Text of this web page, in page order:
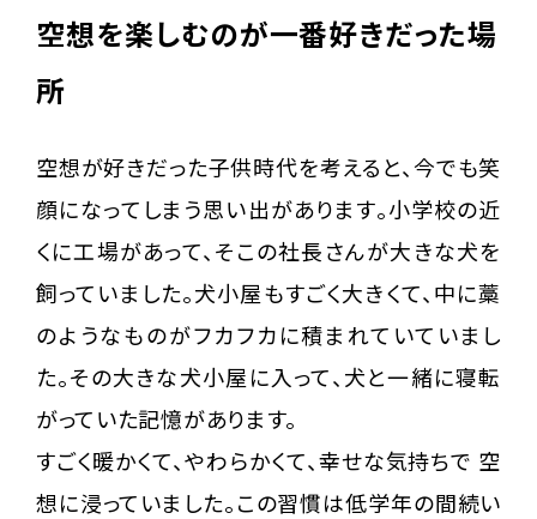
空想を楽しむのが一番好きだった場
所
空想が好きだった子供時代を考えると、今でも笑
顔になってしまう思い出があります。小学校の近
くに工場があって、そこの社長さんが大きな犬を
飼っていました。犬小屋もすごく大きくて、中に藁
のようなものがフカフカに積まれていていまし
た。その大きな犬小屋に入って、犬と一緒に寝転
がっていた記憶があります。
すごく暖かくて、やわらかくて、幸せな気持ちで 空
想に浸っていました。この習慣は低学年の間続い